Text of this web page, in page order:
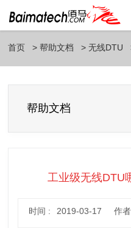
首页 帮助文档 无线DTU
帮助文档
工业级无线DTU
时间 : 2019-03-17 作